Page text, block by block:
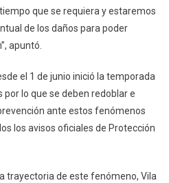
que se requiera y estaremos
de los daños para poder
apuntó.
el 1 de junio inició la temporada
lo que se deben redoblar e
ante estos fenómenos
los avisos oficiales de Protección
trayectoria de este fenómeno, Vila